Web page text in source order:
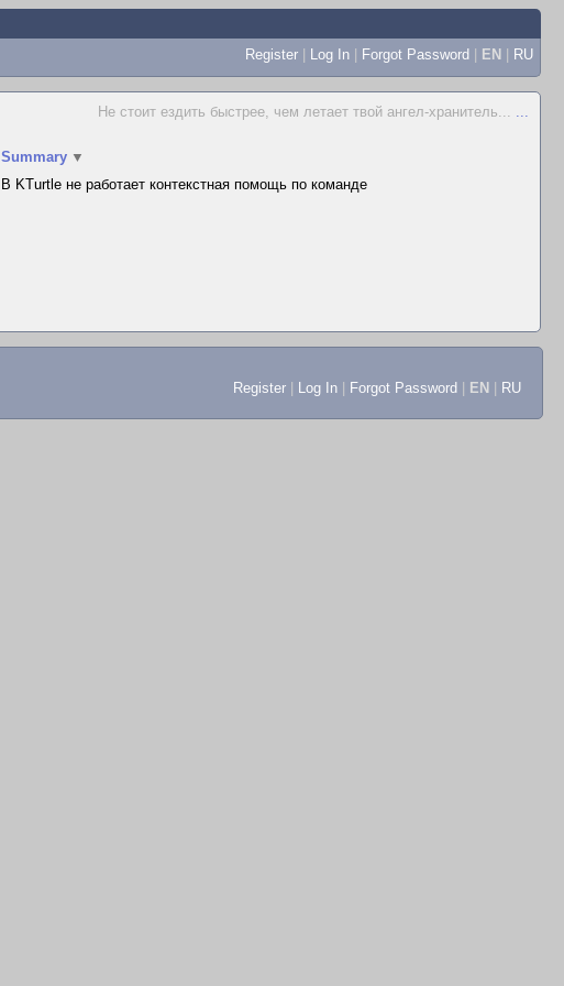
Register | Log In | Forgot Password | EN | RU
Не стоит ездить быстрее, чем летает твой ангел-хранитель... ...
Summary ▼
В KTurtle не работает контекстная помощь по команде
Register Log In Forgot Password EN RU